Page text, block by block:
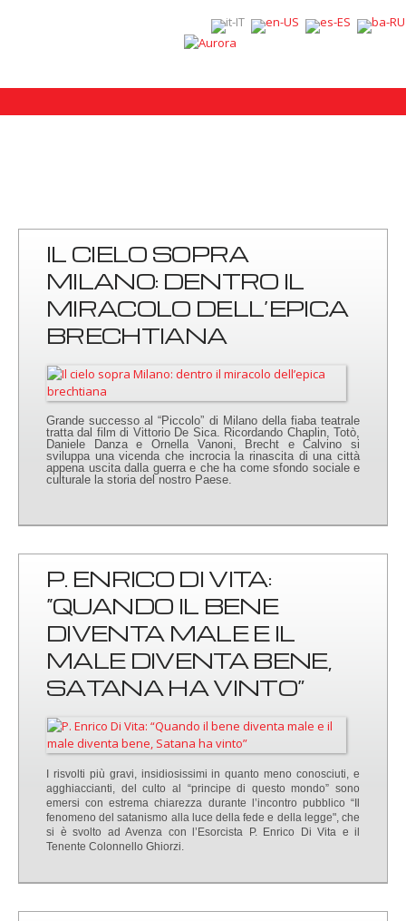
IL CIELO SOPRA
MILANO: DENTRO IL
MIRACOLO DELL’EPICA
BRECHTIANA
Grande successo al “Piccolo” di Milano della fiaba teatrale
tratta dal film di Vittorio De Sica. Ricordando Chaplin, Totò,
Daniele Danza e Ornella Vanoni, Brecht e Calvino si
sviluppa una vicenda che incrocia la rinascita di una città
appena uscita dalla guerra e che ha come sfondo sociale e
culturale la storia del nostro Paese.
P. ENRICO DI VITA:
“QUANDO IL BENE
DIVENTA MALE E IL
MALE DIVENTA BENE,
SATANA HA VINTO”
I risvolti più gravi, insidiosissimi in quanto meno conosciuti, e
agghiaccianti, del culto al “principe di questo mondo” sono
emersi con estrema chiarezza durante l’incontro pubblico “Il
fenomeno del satanismo alla luce della fede e della legge", che
si è svolto ad Avenza con l’Esorcista P. Enrico Di Vita e il
Tenente Colonnello Ghiorzi.